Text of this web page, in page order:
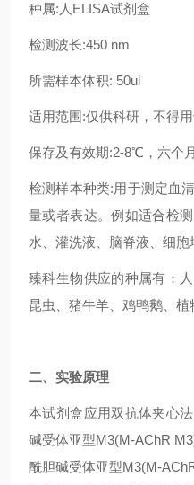
种属:人ELISA试剂盒
检测波长:450 nm
所需样本体积: 50ul
适用范围:仅供科研，不得用
保存及有效期:2-8℃，六个月
检测样本种类:用于测定血
量或者表达。例如适合检
水、灌洗液、脑脊液、细胞
臻科生物供应的种属有：
昆虫、猪牛羊、鸡鸭鹅、
二、实验原理
本试剂盒应用双抗体夹心
碱受体亚型M3(M-AChR
酰胆碱受体亚型M3(M-